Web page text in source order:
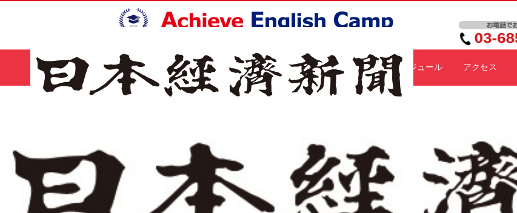
HOME
サマー
キャンプ🌻
コース 施設紹介 料金プラン スケジュール アクセス